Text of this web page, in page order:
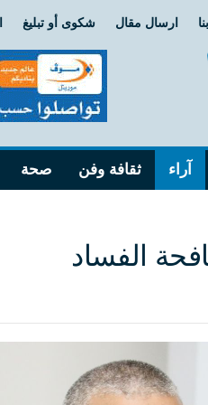
ارسال مقال شكوى أو تبليغ
آراء ثقافة وفن صحة
الفساد